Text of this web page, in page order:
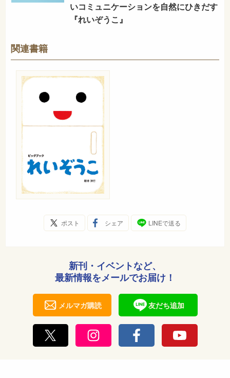
僕は絵本が好きで、はじめの頃は自分が読みたいような
絵本を書いていきたいと思っていました。ところが、娘
しい絵本を書きたいと言う気持ちに変わってきました。
子どもに絵本を読む時のぼくにとっての醍醐味は、子供
達に喜怒哀楽さまざまな気持ちになってもらえる事で
す。楽しい絵本は楽しげに、怖い絵本は迫力を出して読
んでみて、それに子供達がのってくると僕自身が楽しく
なってきます。
小さい娘の子育て真っ最中の今は、一緒に楽しめる絵本
をつくっていきたいと思っています。（新井洋行）
いコミュニケーションを自然にひきだす
『れいぞうこ』
関連書籍
ポスト シェア LINEで送る
新刊・イベントなど、
最新情報をメールでお届け！
メルマガ購読 友だち追加